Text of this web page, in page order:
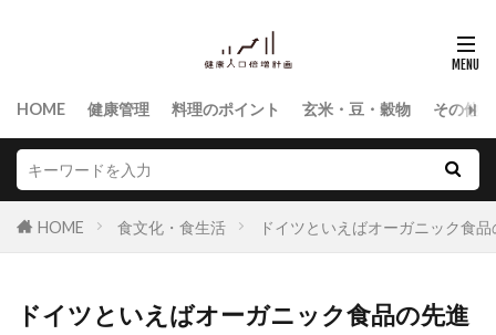
HOME 健康管理 料理のポイント 玄米・豆・穀物 その他
HOME 食文化・食生活 ドイツといえばオーガニック食
ドイツといえばオーガニック食品の先進